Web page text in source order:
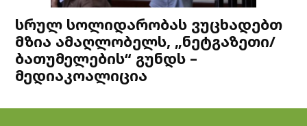
სრულ სოლიდარობას ვუცხადებთ
მზია ამაღლობელს, „ნეტგაზეთი/
ბათუმელების“ გუნდს –
მედიაკოალიცია